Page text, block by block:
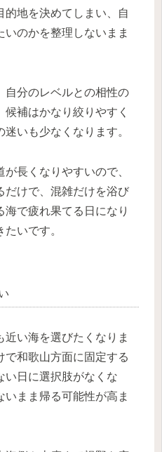
的地を決めてしまい、自
のかを整理しないまま
自分のレベルとの相性の
補はかなり絞りやすく
いも少なくなります。
長くなりやすいので、
だけで、混雑だけを浴び
で疲れ果てる日になり
いです。
近い海を選びたくなりま
で和歌山方面に固定する
い日に選択肢がなくな
いまま帰る可能性が高ま